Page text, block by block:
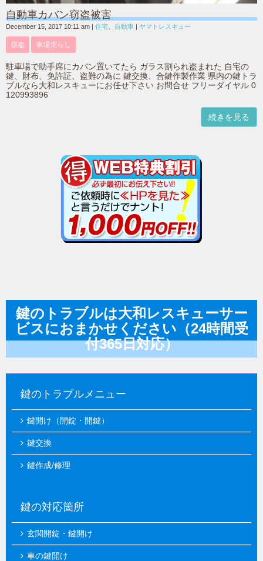
自動車カバン窃盗被害
December 15, 2017 10:11 am | 住宅 自動車 | ヤマトレスキュー
窃盗 車場荒らし
駐車場で助手席にカバン置いてたら ガラス割られ盗まれた 自宅の
鍵、財布、免許証、盗難の為に 鍵交換、合鍵作製作業 県内の鍵トラ
ブルなら大和レスキューにお任せ下さい お問合せ フリーダイヤル 0
120993896
続きを見る
鍵のトラブルは大和レスキューサー
ビスにおまかせください（24時間受
付365日対応）
鍵のトラブルメニュー
鍵開け（開錠・開鍵）
鍵交換
鍵作成/修理
鍵の対応箇所
玄関開錠・鍵開け
車の鍵開け